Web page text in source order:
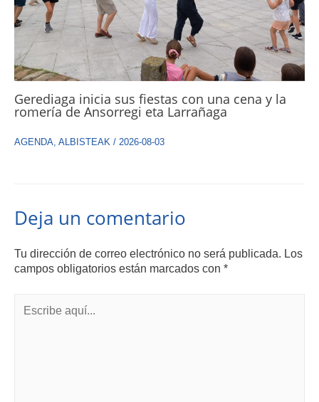
Gerediaga inicia sus fiestas con una cena y la
romería de Ansorregi eta Larrañaga
AGENDA ALBISTEAK / 2026-08-03
Deja un comentario
Tu dirección de correo electrónico no será publicada. Los
campos obligatorios están marcados con *